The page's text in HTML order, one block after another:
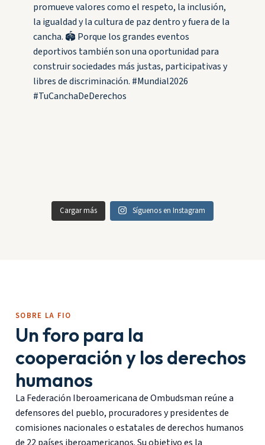
Cargar más Síguenos en Instagram
SOBRE LA FIO
Un foro para la
cooperación y los derechos
humanos
La Federación Iberoamericana de Ombudsman reúne a
defensores del pueblo, procuradores y presidentes de
comisiones nacionales o estatales de derechos humanos